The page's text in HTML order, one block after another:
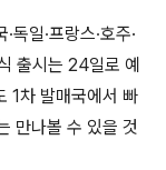
독일∙프랑스∙호주·
출시는 24일로 예
1차 발매국에서 빠
만나볼 수 있을 것